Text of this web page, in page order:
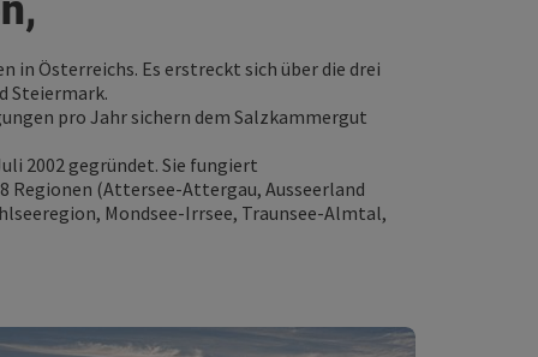
in Österreichs. Es erstreckt sich über die drei
Steiermark.
pro Jahr sichern dem Salzkammergut
2002 gegründet. Sie fungiert
Regionen (Attersee-Attergau, Ausseerland
Mondsee-Irrsee, Traunsee-Almtal,